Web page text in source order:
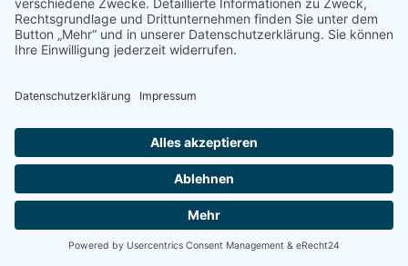
Wie bestellen?
Instagram
YouTube